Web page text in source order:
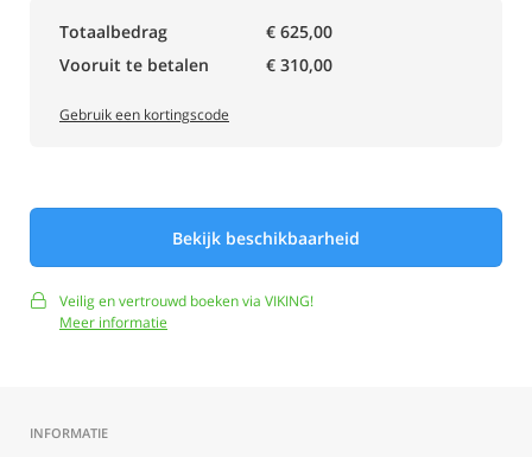
Totaalbedrag
€ 625,00
Vooruit te betalen
€ 310,00
Gebruik een kortingscode
Bekijk beschikbaarheid
Veilig en vertrouwd boeken via VIKING!
Meer informatie
INFORMATIE